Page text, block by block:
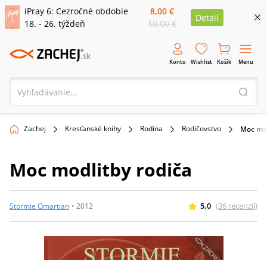
iPray 6: Cezročné obdobie
18. - 26. týždeň
8,00 €
10,00 €
Detail
Konto Wishlist Košík Menu
Zachej Kresťanské knihy Rodina Rodičovstvo Moc
Moc modlitby rodiča
Stormie Omartian • 2012 5,0 (36 recenzií)